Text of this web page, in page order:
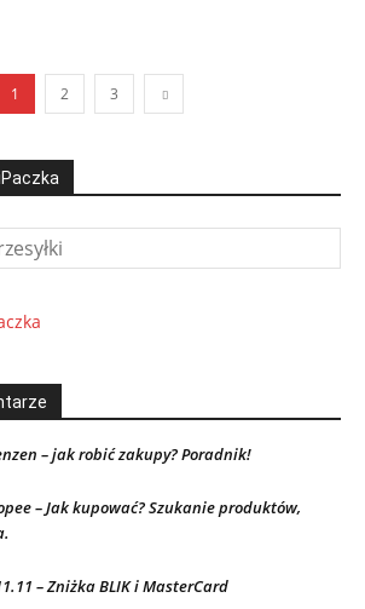
1 2 3
– jak robić zakupy? Poradnik!
– Jak kupować? Szukanie produktów,
– Zniżka BLIK i MasterCard